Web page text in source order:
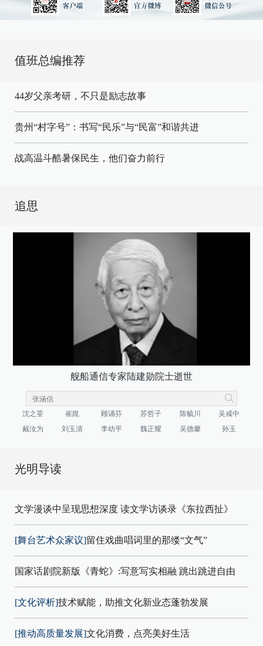
值班总编推荐
44岁父亲考研，不只是励志故事
贵州“村字号”：书写“民乐”与“民富”和谐共进
战高温斗酷暑保民生，他们奋力前行
追思
舰船通信专家陆建勋院士逝世
沈之荃 崔崑 顾诵芬 苏哲子 陈毓川
吴咸中
戴汝为
刘玉清 李幼平 魏正耀 吴德馨 孙玉
光明导读
文学漫谈中呈现思想深度 读文学访谈录《东拉西扯》
[舞台艺术众家议]留住戏曲唱词里的那缕“文气”
国家话剧院新版《青蛇》:写意写实相融 跳出跳进自由
[文化评析]技术赋能，助推文化新业态蓬勃发展
[推动高质量发展]文化消费，点亮美好生活